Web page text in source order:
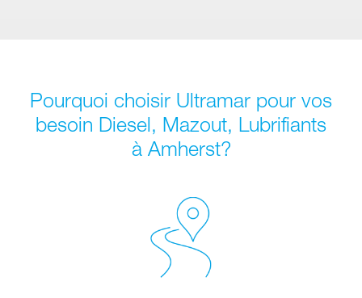
Pourquoi choisir Ultramar pour vos
besoin Diesel, Mazout, Lubrifiants
à Amherst?